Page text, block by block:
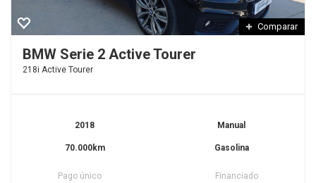
Comparar
BMW Serie 2 Active Tourer
218i Active Tourer
2018
70.000km
Manual
Gasolina
Pago único Financiado